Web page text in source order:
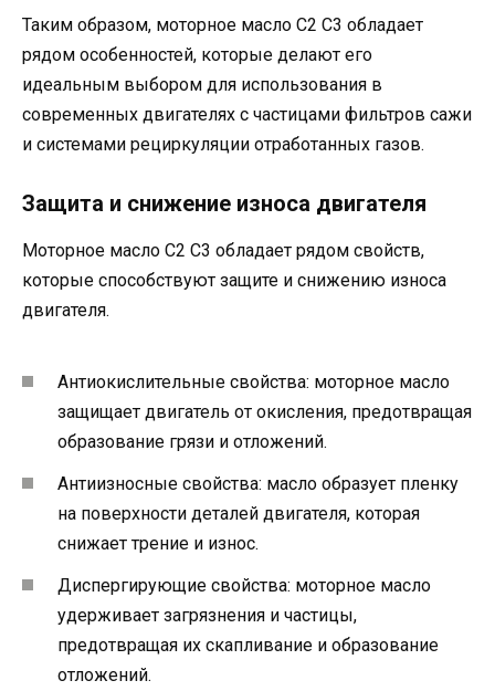
Таким образом, моторное масло C2 C3 обладает
рядом особенностей, которые делают его
идеальным выбором для использования в
современных двигателях с частицами фильтров сажи
и системами рециркуляции отработанных газов.
Защита и снижение износа двигателя
Моторное масло C2 C3 обладает рядом свойств,
которые способствуют защите и снижению износа
двигателя.
Антиокислительные свойства: моторное масло
защищает двигатель от окисления, предотвращая
образование грязи и отложений.
Антиизносные свойства: масло образует пленку
на поверхности деталей двигателя, которая
снижает трение и износ.
Диспергирующие свойства: моторное масло
удерживает загрязнения и частицы,
предотвращая их скапливание и образование
отложений.